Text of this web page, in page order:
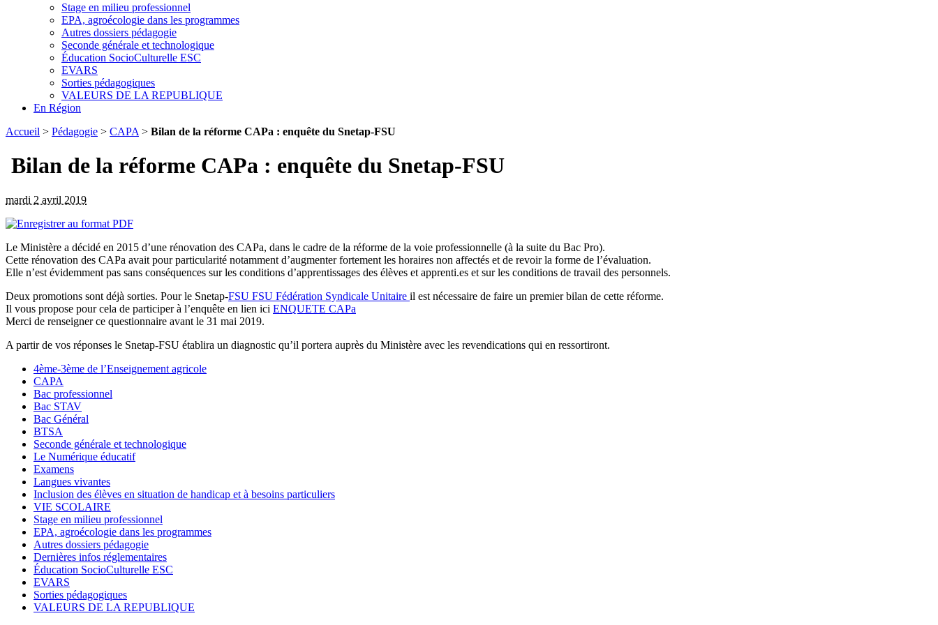
Stage en milieu professionnel
EPA, agroécologie dans les programmes
Autres dossiers pédagogie
Seconde générale et technologique
Éducation SocioCulturelle ESC
EVARS
Sorties pédagogiques
VALEURS DE LA REPUBLIQUE
En Région
Accueil > Pédagogie > CAPA > Bilan de la réforme CAPa : enquête du Snetap-FSU
Bilan de la réforme CAPa : enquête du Snetap-FSU
mardi 2 avril 2019
Le Ministère a décidé en 2015 d’une rénovation des CAPa, dans le cadre de la réforme de la voie professionnelle (à la suite du Bac Pro).
Cette rénovation des CAPa avait pour particularité notamment d’augmenter fortement les horaires non affectés et de revoir la forme de l’évaluation.
Elle n’est évidemment pas sans conséquences sur les conditions d’apprentissages des élèves et apprenti.es et sur les conditions de travail des personnels.
Deux promotions sont déjà sorties. Pour le Snetap-FSU FSU Fédération Syndicale Unitaire il est nécessaire de faire un premier bilan de cette réforme.
Il vous propose pour cela de participer à l’enquête en lien ici ENQUETE CAPa
Merci de renseigner ce questionnaire avant le 31 mai 2019.
A partir de vos réponses le Snetap-FSU établira un diagnostic qu’il portera auprès du Ministère avec les revendications qui en ressortiront.
4ème-3ème de l’Enseignement agricole
CAPA
Bac professionnel
Bac STAV
Bac Général
BTSA
Seconde générale et technologique
Le Numérique éducatif
Examens
Langues vivantes
Inclusion des élèves en situation de handicap et à besoins particuliers
VIE SCOLAIRE
Stage en milieu professionnel
EPA, agroécologie dans les programmes
Autres dossiers pédagogie
Dernières infos réglementaires
Éducation SocioCulturelle ESC
EVARS
Sorties pédagogiques
VALEURS DE LA REPUBLIQUE